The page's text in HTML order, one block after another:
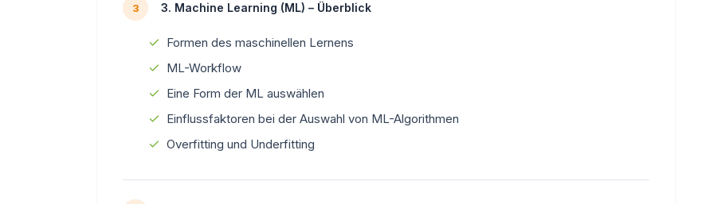
3 3. Machine Learning (ML) – Überblick
Formen des maschinellen Lernens
ML-Workflow
Eine Form der ML auswählen
Einflussfaktoren bei der Auswahl von ML-Algorithmen
Overfitting und Underfitting